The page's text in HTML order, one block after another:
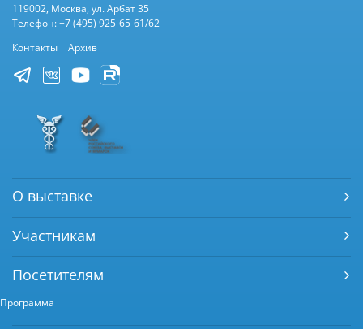
119002, Москва, ул. Арбат 35
Телефон: +7 (495) 925-65-61/62
Контакты
Архив
О выставке
Участникам
Посетителям
Программа